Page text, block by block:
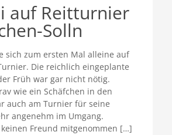
auf Reitturnier
Solln
sich zum ersten Mal alleine auf
Die reichlich eingeplante
Früh war gar nicht nötig.
wie ein Schäfchen in den
auch am Turnier für seine
angenehm im Umgang.
Freund mitgenommen […]